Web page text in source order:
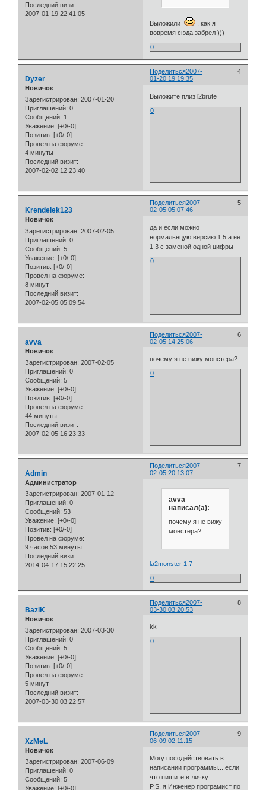
Последний визит:
2007-01-19 22:41:05
Выложили
, как я
вовремя сюда забрел )))
0
Поделиться 4
2007-
01-20 19:19:35
Dyzer
Новичок
Зарегистрирован: 2007-01-20
Приглашений: 0
Сообщений: 1
Уважение: [+0/-0]
Позитив: [+0/-0]
Провел на форуме:
4 минуты
Последний визит:
2007-02-02 12:23:40
Выложите плиз l2brute
0
Поделиться 5
2007-
02-05 05:07:46
Krendelek123
Новичок
Зарегистрирован: 2007-02-05
Приглашений: 0
Сообщений: 5
Уважение: [+0/-0]
Позитив: [+0/-0]
Провел на форуме:
8 минут
Последний визит:
2007-02-05 05:09:54
да и если можно
нормальнцую версию 1.5 а не
1.3 с заменой одной цифры
0
Поделиться 6
2007-
02-05 14:25:06
avva
Новичок
Зарегистрирован: 2007-02-05
Приглашений: 0
Сообщений: 5
Уважение: [+0/-0]
Позитив: [+0/-0]
Провел на форуме:
44 минуты
Последний визит:
2007-02-05 16:23:33
почему я не вижу монстера?
0
Поделиться 7
2007-
02-05 20:13:07
Admin
Администратор
Зарегистрирован: 2007-01-12
Приглашений: 0
Сообщений: 53
Уважение: [+0/-0]
Позитив: [+0/-0]
Провел на форуме:
9 часов 53 минуты
Последний визит:
2014-04-17 15:22:25
avva
написал(а):
почему я не вижу
монстера?
la2monster 1.7
0
Поделиться 8
2007-
03-30 03:20:53
BaziK
Новичок
Зарегистрирован: 2007-03-30
Приглашений: 0
Сообщений: 5
Уважение: [+0/-0]
Позитив: [+0/-0]
Провел на форуме:
5 минут
Последний визит:
2007-03-30 03:22:57
kk
0
Поделиться 9
2007-
06-09 02:11:15
XzMeL
Новичок
Зарегистрирован: 2007-06-09
Приглашений: 0
Сообщений: 5
Уважение: [+0/-0]
Могу посодействовать в
написании программы....если
что пишите в личку.
P.S. я Инженер програмист по